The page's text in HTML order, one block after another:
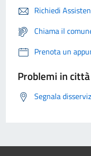
Richiedi
Chiama il
Prenota un
Problemi in città
Segnala